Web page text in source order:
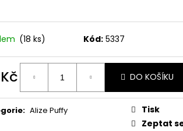
(18 ks) Kód: 5337
DO KOŠÍKU
: Alize Puffy
Tisk
Zeptat